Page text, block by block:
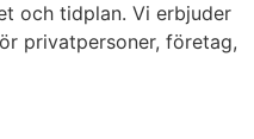
och tidplan. Vi erbjuder
privatpersoner, företag,